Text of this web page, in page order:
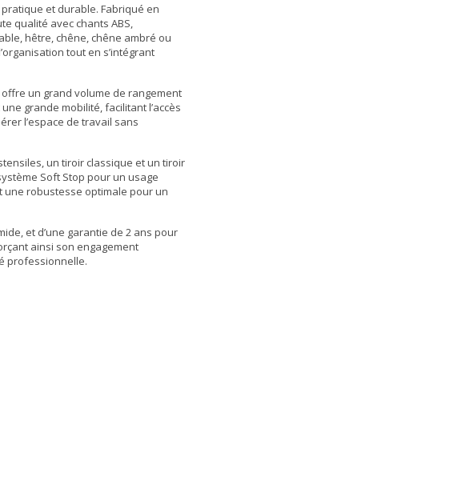
et durable. Fabriqué en
qualité avec chants ABS,
hêtre, chêne, chêne ambré ou
tout en s’intégrant
offre un grand volume de rangement
grande mobilité, facilitant l’accès
l’espace de travail sans
un tiroir classique et un tiroir
Soft Stop pour un usage
une robustesse optimale pour un
et d’une garantie de 2 ans pour
ainsi son engagement
professionnelle.